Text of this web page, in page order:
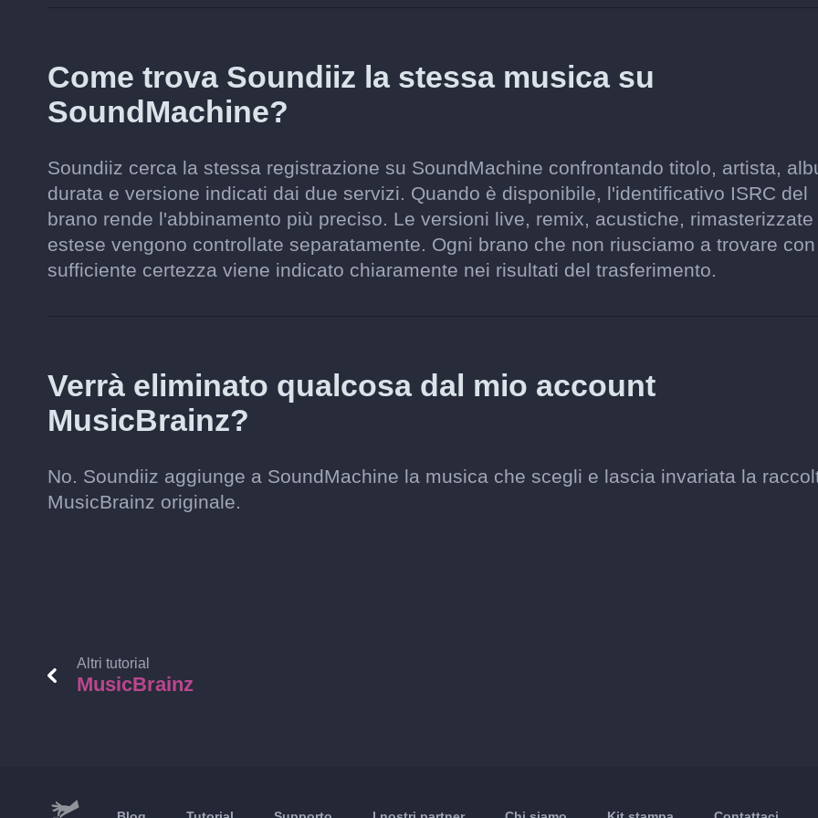
Come trova Soundiiz la stessa musica su
SoundMachine?
Soundiiz cerca la stessa registrazione su SoundMachine confrontando titolo, artista,
durata e versione indicati dai due servizi. Quando è disponibile, l'identificativo ISRC del
brano rende l'abbinamento più preciso. Le versioni live, remix, acustiche, rimasterizzate
estese vengono controllate separatamente. Ogni brano che non riusciamo a trovare con
sufficiente certezza viene indicato chiaramente nei risultati del trasferimento.
Verrà eliminato qualcosa dal mio account
MusicBrainz?
No. Soundiiz aggiunge a SoundMachine la musica che scegli e lascia invariata la
MusicBrainz originale.
Altri tutorial
MusicBrainz